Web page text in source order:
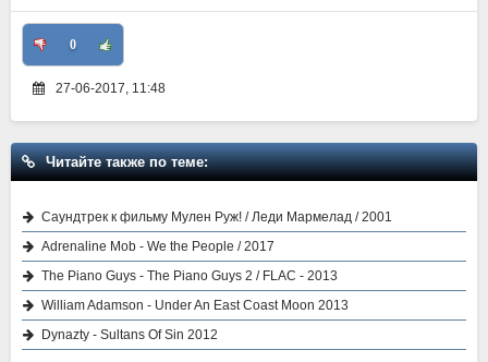
0
27-06-2017, 11:48
Читайте также по теме:
Саундтрек к фильму Мулен Руж! / Леди Мармелад / 2001
Adrenaline Mob - We the People / 2017
The Piano Guys - The Piano Guys 2 / FLAC - 2013
William Adamson - Under An East Coast Moon 2013
Dynazty - Sultans Of Sin 2012